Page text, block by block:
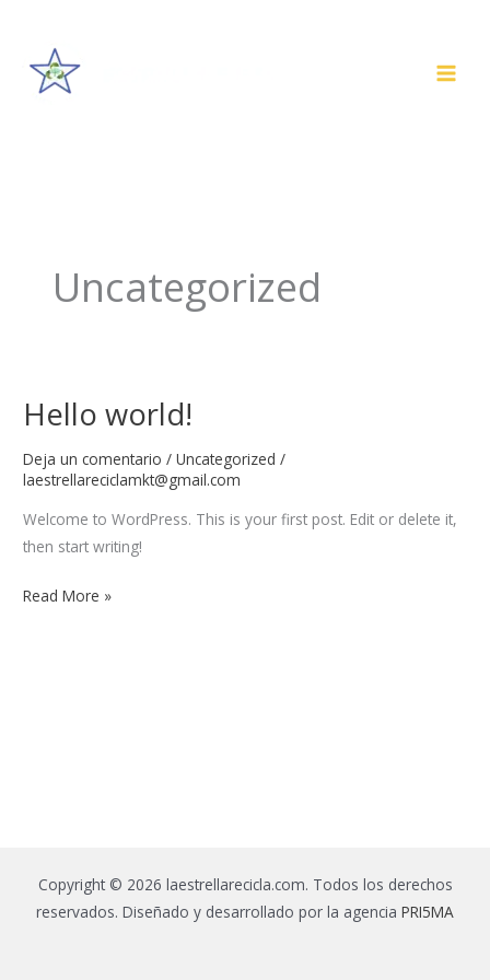
contenido
Uncategorized
Hello world!
Deja un comentario /Uncategorized /
laestrellareciclamkt@gmail.com
Welcome to WordPress. This is your first post. Edit or delete it,
then start writing!
Hello
Read More »
Copyright © 2026 laestrellarecicla.com. Todos los derechos
reservados. Diseñado y desarrollado por la agencia PRI5MA